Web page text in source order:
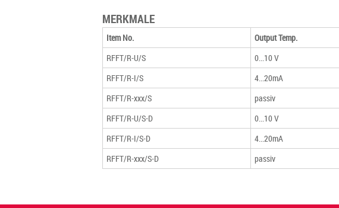
MERKMALE
Item No. Output Temp.
RFFT/R-U/S
0...10 V
RFFT/R-I/S
4...20mA
RFFT/R-xxx/S
passiv
RFFT/R-U/S-D
0...10 V
RFFT/R-I/S-D
4...20mA
RFFT/R-xxx/S-D
passiv